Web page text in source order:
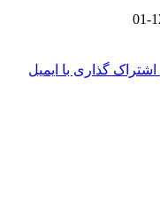
اشتراک گذاری با ایمیل